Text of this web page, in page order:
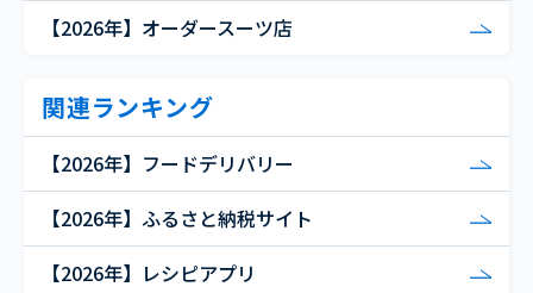
【2026年】オーダースーツ店
関連ランキング
【2026年】フードデリバリー
【2026年】ふるさと納税サイト
【2026年】レシピアプリ